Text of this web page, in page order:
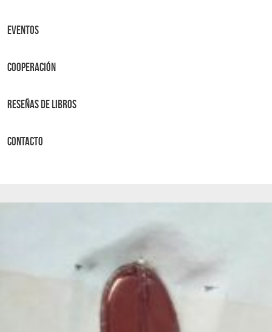
Eventos
Cooperación
Reseñas de libros
Contacto